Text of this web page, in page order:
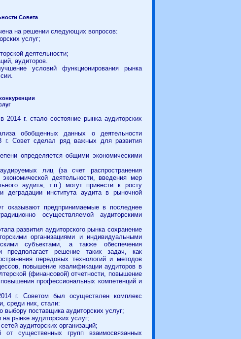
Совета
на решении следующих вопросов:
услуг;
деятельности;
аудиторов.
условий функционирования рынка
г. стало состояние рынка аудиторских
обобщенных данных о деятельности
г. Совет сделал ряд важных для развития
определяется общими экономическими
лиц (за счет распространения
деятельности, введения мер
аудита, т.п.) могут привести к росту
деградации института аудита в рыночной
оказывают предпринимаемые в последнее
осуществляемой аудиторскими
развития аудиторского рынка сохранение
организациями и индивидуальными
субъектами, а также обеспечения
предполагает решение таких задач, как
передовых технологий и методов
повышение квалификации аудиторов в
(финансовой) отчетности, повышение
профессиональных компетенций и
г. Советом был осуществлен комплекс
среди них, стали:
выбору поставщика аудиторских услуг;
рынке аудиторских услуг;
аудиторских организаций;
от существенных групп взаимосвязанных